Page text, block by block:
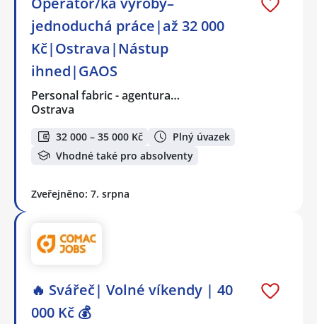
jednoduchá práce|až 32 000
Kč|Ostrava|Nástup
ihned|GAOS
Personal fabric - agentura…
Ostrava
32 000 – 35 000 Kč
Plný úvazek
Vhodné také pro absolventy
Zveřejněno: 7. srpna
🔥 Svářeč| Volné víkendy | 40
000 Kč 💰